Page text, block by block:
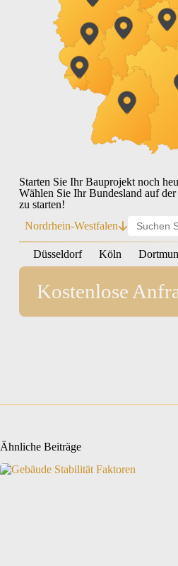
Starten Sie Ihr Bauprojekt noch
Wählen Sie Ihr Bundesland auf
zu starten!
Nordrhein-Westfalen
Düsseldorf Köln
Kostenlose
Ähnliche Beiträge